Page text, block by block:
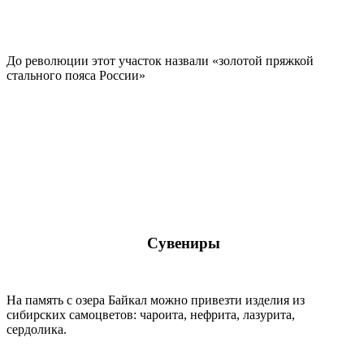
До революции этот участок назвали «золотой пряжкой
стального пояса России»
Сувениры
На память с озера Байкал можно привезти изделия из
сибирских самоцветов: чароита, нефрита, лазурита,
сердолика.